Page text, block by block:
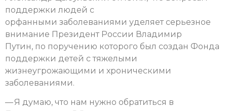
поддержки людей с
орфанными заболеваниями уделяет серьезное
внимание Президент России Владимир
Путин, по поручению которого был создан Фонда
поддержки детей с тяжелыми
жизнеугрожающими и хроническими
заболеваниями.
— Я думаю, что нам нужно обратиться в